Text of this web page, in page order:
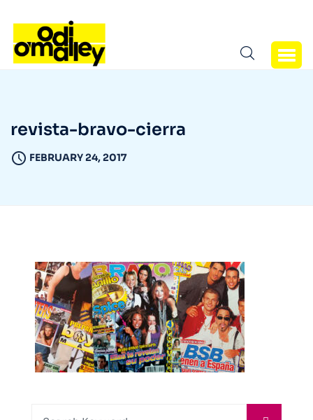
revista-bravo-cierra
FEBRUARY 24, 2017